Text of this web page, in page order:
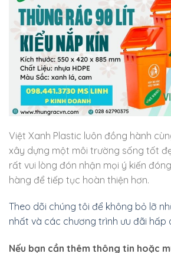
Việt Xanh Plastic luôn đồng hành
xây dựng một môi trường sống tốt
rất vui lòng đón nhận mọi ý kiến
hàng để tiếp tục hoàn thiện hơn.
Theo dõi chúng tôi để không bỏ lỡ
nhất và các chương trình ưu đãi hấp
Nếu bạn cần thêm thông tin hoặc